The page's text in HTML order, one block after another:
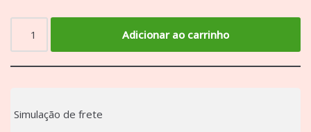
Adicionar ao carrinho
Simulação de frete